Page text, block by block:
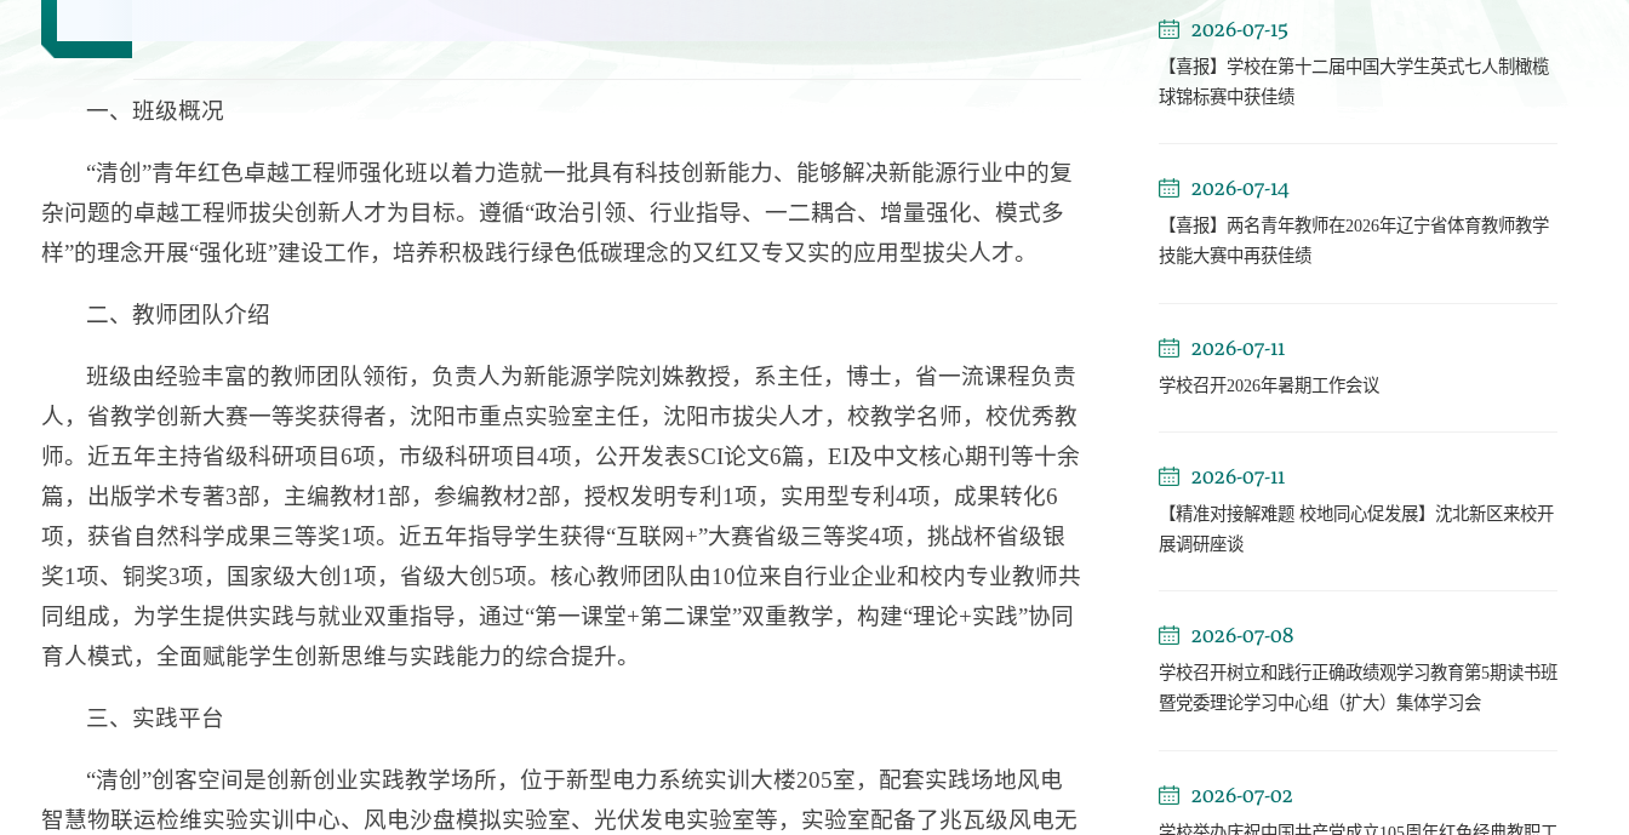
一、班级概况
“清创”青年红色卓越工程师强化班以着力造就一批具有科技创新能力、能够解决新能源行业中的复
杂问题的卓越工程师拔尖创新人才为目标。遵循“政治引领、行业指导、一二耦合、增量强化、模式多
样”的理念开展“强化班”建设工作，培养积极践行绿色低碳理念的又红又专又实的应用型拔尖人才。
二、教师团队介绍
班级由经验丰富的教师团队领衔，负责人为新能源学院刘姝教授，系主任，博士，省一流课程负责
人，省教学创新大赛一等奖获得者，沈阳市重点实验室主任，沈阳市拔尖人才，校教学名师，校优秀教
师。近五年主持省级科研项目6项，市级科研项目4项，公开发表SCI论文6篇，EI及中文核心期刊等十余
篇，出版学术专著3部，主编教材1部，参编教材2部，授权发明专利1项，实用型专利4项，成果转化6
项，获省自然科学成果三等奖1项。近五年指导学生获得“互联网+”大赛省级三等奖4项，挑战杯省级银
奖1项、铜奖3项，国家级大创1项，省级大创5项。核心教师团队由10位来自行业企业和校内专业教师共
同组成，为学生提供实践与就业双重指导，通过“第一课堂+第二课堂”双重教学，构建“理论+实践”协同
育人模式，全面赋能学生创新思维与实践能力的综合提升。
三、实践平台
“清创”创客空间是创新创业实践教学场所，位于新型电力系统实训大楼205室，配套实践场地风电
智慧物联运检维实验实训中心、风电沙盘模拟实验室、光伏发电实验室等，实验室配备了兆瓦级风电无
2026-07-15
【喜报】学校在第十二届中国大学生英式七人制橄榄
球锦标赛中获佳绩
2026-07-14
【喜报】两名青年教师在2026年辽宁省体育教师教学
技能大赛中再获佳绩
2026-07-11
学校召开2026年暑期工作会议
2026-07-11
【精准对接解难题 校地同心促发展】沈北新区来校开
展调研座谈
2026-07-08
学校召开树立和践行正确政绩观学习教育第5期读书班
暨党委理论学习中心组（扩大）集体学习会
2026-07-02